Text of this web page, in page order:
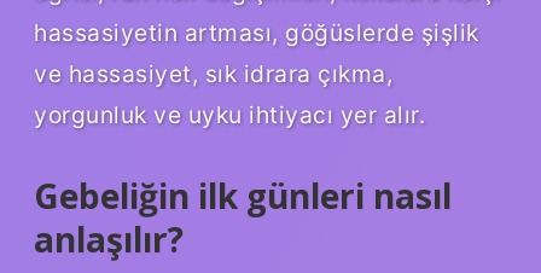
hassasiyetin artması, göğüslerde şişlik
ve hassasiyet, sık idrara çıkma,
yorgunluk ve uyku ihtiyacı yer alır.
Gebeliğin ilk günleri nasıl
anlaşılır?